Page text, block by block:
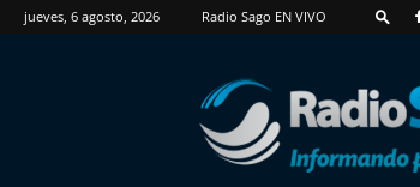
jueves, 6 agosto, 2026 Radio Sago EN VIVO
RadioSago